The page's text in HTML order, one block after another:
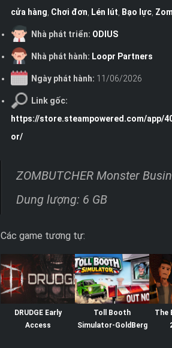
cửa hàng, Chơi đơn, Lén lút, Bạo lực,
Nhà phát triển: ODIUS
Nhà phát hành: Loopr Partners
Ngày phát hành: 11/06/2026
Link gốc:
https://store.steampowered.com/app/
or/
ZOMBUTCHER Monster
Dung lượng: 6 GB
Các game tương tự:
DRUDGE Early
Access
Toll Booth
Simulator-GoldBerg
The